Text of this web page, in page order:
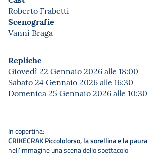
Roberto Frabetti
Scenografie
Vanni Braga
Repliche
Giovedì 22 Gennaio 2026 alle 18:00
Sabato 24 Gennaio 2026 alle 16:30
Domenica 25 Gennaio 2026 alle 10:30
In copertina:
CRIKECRAK Piccololorso, la sorellina e la paura
nell’immagine una scena dello spettacolo